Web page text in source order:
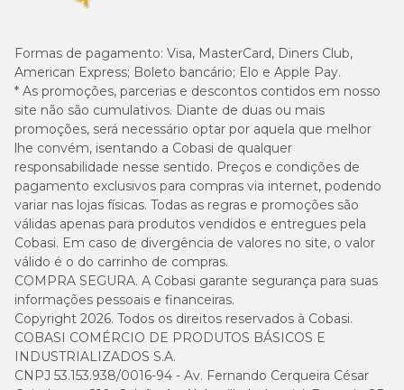
Formas de pagamento: Visa, MasterCard, Diners Club,
American Express; Boleto bancário; Elo e Apple Pay.
* As promoções, parcerias e descontos contidos em nosso
site não são cumulativos. Diante de duas ou mais
promoções, será necessário optar por aquela que melhor
lhe convém, isentando a Cobasi de qualquer
responsabilidade nesse sentido. Preços e condições de
pagamento exclusivos para compras via internet, podendo
variar nas lojas físicas. Todas as regras e promoções são
válidas apenas para produtos vendidos e entregues pela
Cobasi. Em caso de divergência de valores no site, o valor
válido é o do carrinho de compras.
COMPRA SEGURA. A Cobasi garante segurança para suas
informações pessoais e financeiras.
Copyright 2026. Todos os direitos reservados à Cobasi.
COBASI COMÉRCIO DE PRODUTOS BÁSICOS E
INDUSTRIALIZADOS S.A.
CNPJ 53.153.938/0016-94 - Av. Fernando Cerqueira César